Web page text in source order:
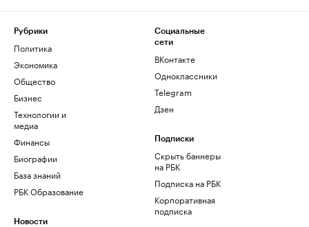
Рубрики
Политика
Экономика
Общество
Бизнес
Технологии и
медиа
Финансы
Биографии
База знаний
РБК Образование
Новости
Социальные
сети
ВКонтакте
Одноклассники
Telegram
Дзен
Подписки
Скрыть баннеры
на РБК
Подписка на РБК
Корпоративная
подписка